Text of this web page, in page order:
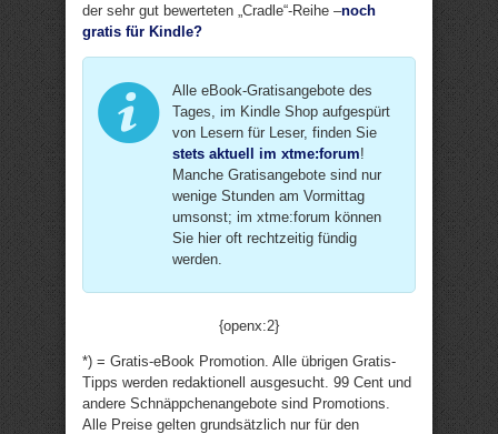
der sehr gut bewerteten „Cradle“-Reihe –noch
gratis für Kindle?
Alle eBook-Gratisangebote des
Tages, im Kindle Shop aufgespürt
von Lesern für Leser, finden Sie
stets aktuell im xtme:forum!
Manche Gratisangebote sind nur
wenige Stunden am Vormittag
umsonst; im xtme:forum können
Sie hier oft rechtzeitig fündig
werden.
{openx:2}
*) = Gratis-eBook Promotion. Alle übrigen Gratis-
Tipps werden redaktionell ausgesucht. 99 Cent und
andere Schnäppchenangebote sind Promotions.
Alle Preise gelten grundsätzlich nur für den